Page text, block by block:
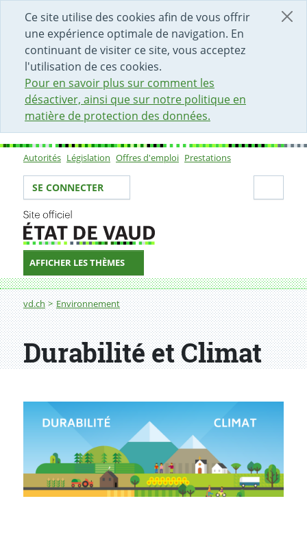
Ce site utilise des cookies afin de vous offrir
une expérience optimale de navigation. En
continuant de visiter ce site, vous acceptez
l'utilisation de ces cookies.
Pour en savoir plus sur comment les
désactiver, ainsi que sur notre politique en
matière de protection des données.
DÉBUT DU CONTENU DE LA PAGE
ACCÈS AU CHAMP DE RECHERCHE
PAGE D'ACCUEIL
FORMULAIRE DE CONTACT
Sous-navigation
Autorités Législation Offres d'emploi Prestations
Votre identité
SE CONNECTER
AFFICHER LES THÈMES
Fil d'Ariane
vd.ch Environnement
Durabilité et Climat
Durabilité et Climat